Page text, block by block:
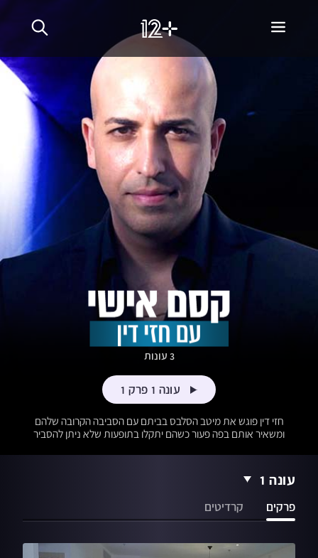
3 עונות
עונה 1 פרק 1
חזי דין פוגש את מיטב הסלבס בביתם עם הסביבה הקרובה שלהם
ומשאיר אותם בפה פעור כשהם יתקלו בתופעות שלא ניתן להסביר
עונה 1
פרקים קרדיטים